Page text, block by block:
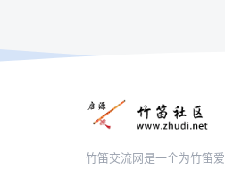
竹笛交流网是一个为竹笛